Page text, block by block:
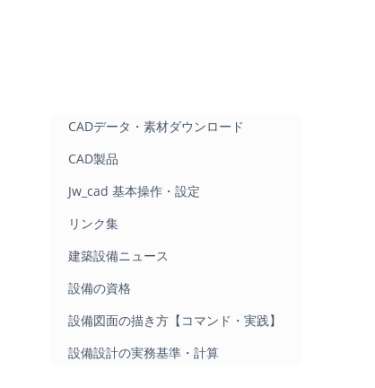
CADデータ・素材ダウンロード
CAD製品
Jw_cad 基本操作・設定
リンク集
建築設備ニュース
設備の資格
設備図面の描き方【コマンド・実践】
設備設計の実務基準・計算